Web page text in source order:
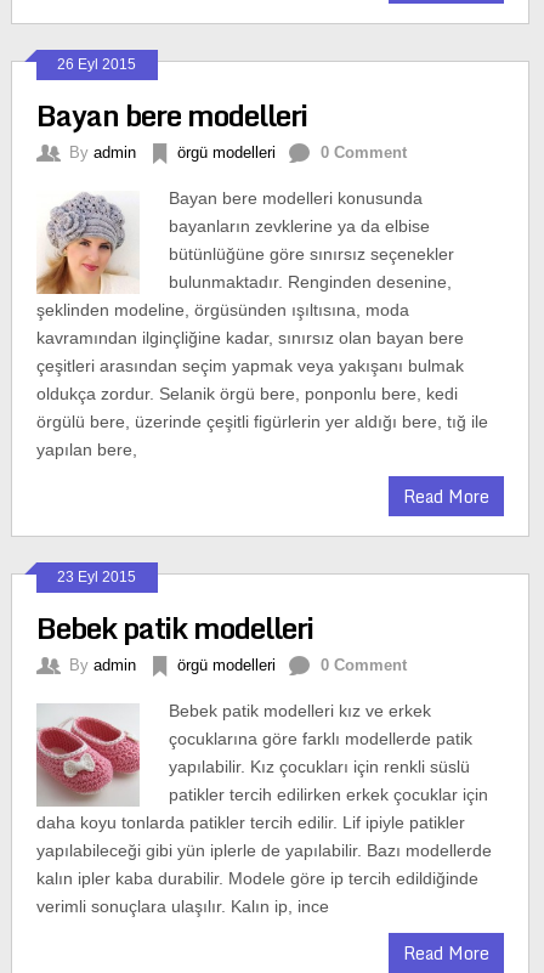
26 Eyl 2015
Bayan bere modelleri
By admin örgü modelleri 0 Comment
Bayan bere modelleri konusunda
bayanların zevklerine ya da elbise
bütünlüğüne göre sınırsız seçenekler
bulunmaktadır. Renginden desenine,
şeklinden modeline, örgüsünden ışıltısına, moda
kavramından ilginçliğine kadar, sınırsız olan bayan bere
çeşitleri arasından seçim yapmak veya yakışanı bulmak
oldukça zordur. Selanik örgü bere, ponponlu bere, kedi
örgülü bere, üzerinde çeşitli figürlerin yer aldığı bere, tığ ile
yapılan bere,
Read More
23 Eyl 2015
Bebek patik modelleri
By admin örgü modelleri 0 Comment
Bebek patik modelleri kız ve erkek
çocuklarına göre farklı modellerde patik
yapılabilir. Kız çocukları için renkli süslü
patikler tercih edilirken erkek çocuklar için
daha koyu tonlarda patikler tercih edilir. Lif ipiyle patikler
yapılabileceği gibi yün iplerle de yapılabilir. Bazı modellerde
kalın ipler kaba durabilir. Modele göre ip tercih edildiğinde
verimli sonuçlara ulaşılır. Kalın ip, ince
Read More